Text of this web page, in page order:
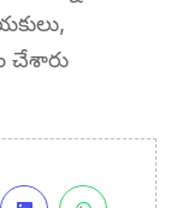
చేశారు